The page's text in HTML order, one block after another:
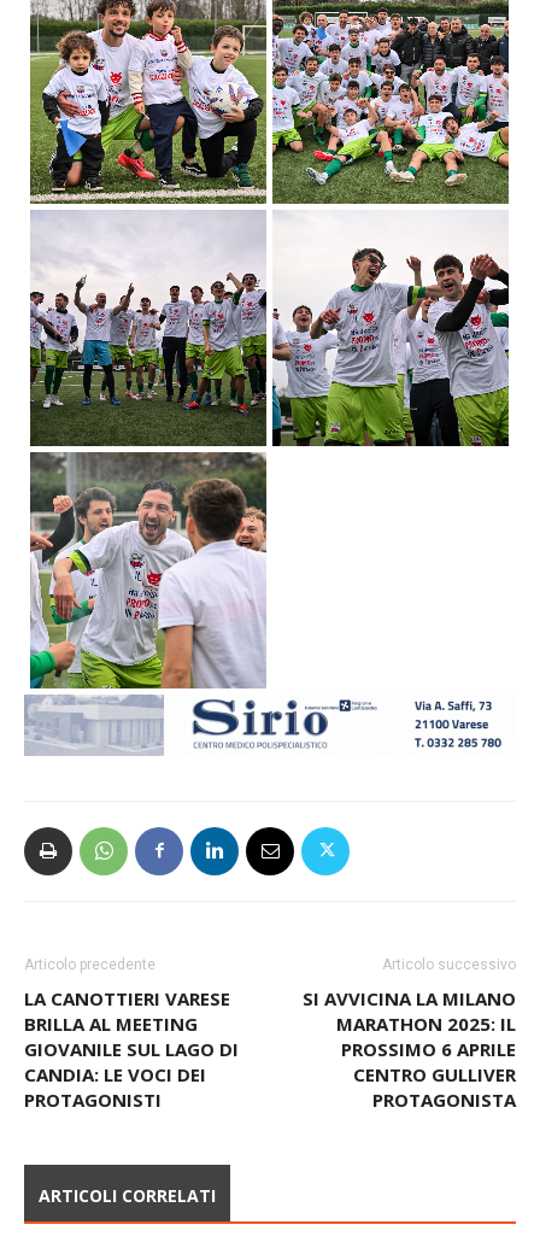
Articolo precedente
LA CANOTTIERI VARESE
BRILLA AL MEETING
GIOVANILE SUL LAGO DI
CANDIA: LE VOCI DEI
PROTAGONISTI
Articolo successivo
SI AVVICINA LA MILANO
MARATHON 2025: IL
PROSSIMO 6 APRILE
CENTRO GULLIVER
PROTAGONISTA
ARTICOLI CORRELATI